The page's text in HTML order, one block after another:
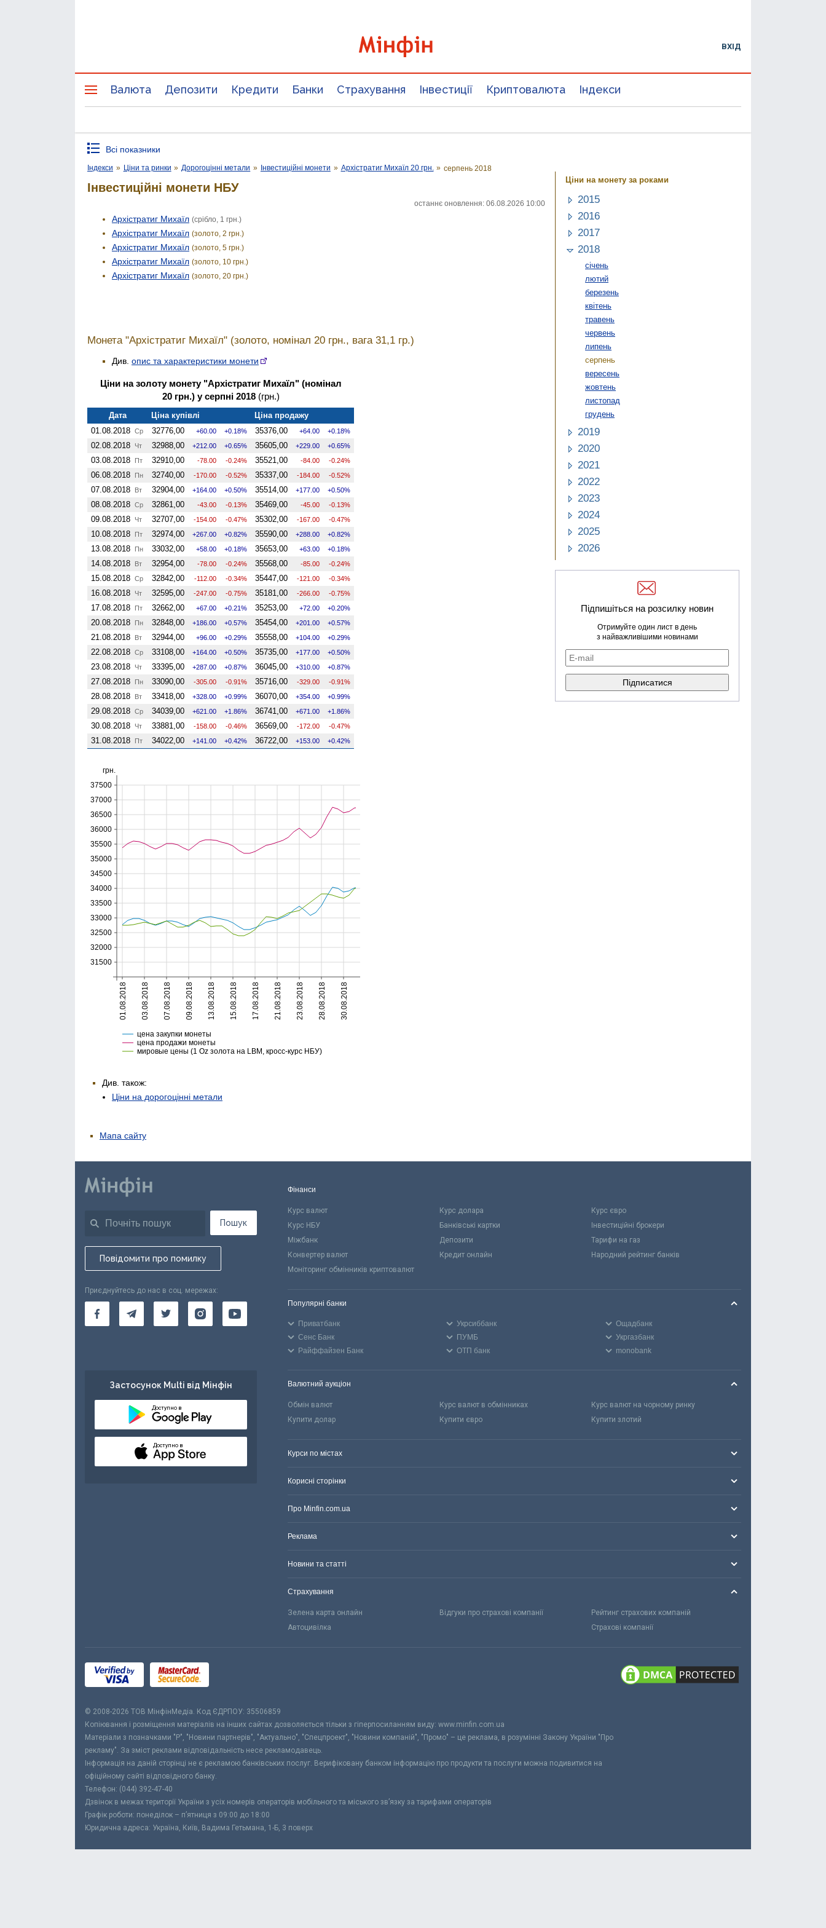
ВХІД
Валюта Депозити Кредити Банки Страхування Інвестиції Криптовалюта Індекси
Всі показники
Індекси » Ціни та ринки » Дорогоцінні метали » Інвестиційні монети » Архістратиг Михаїл 20 грн. » серпень 2018
Інвестиційні монети НБУ
останнє оновлення: 06.08.2026 10:00
Архістратиг Михаїл (срібло, 1 грн.)
Архістратиг Михаїл (золото, 2 грн.)
Архістратиг Михаїл (золото, 5 грн.)
Архістратиг Михаїл (золото, 10 грн.)
Архістратиг Михаїл (золото, 20 грн.)
Монета "Архістратиг Михаїл" (золото, номінал 20 грн., вага 31,1 гр.)
Див. опис та характеристики монети
Ціни на золоту монету "Архістратиг Михаїл" (номінал
20 грн.) у серпні 2018 (грн.)
Дата Ціна купівлі
Ціна продажу
01.08.2018 Ср 32776,00 60.00 0.18% 35376,00 64.00 0.18%
02.08.2018 Чт 32988,00 212.00 0.65% 35605,00 229.00 0.65%
03.08.2018 Пт 32910,00 -78.00 -0.24% 35521,00 -84.00 -0.24%
06.08.2018 Пн 32740,00 -170.00 -0.52% 35337,00 -184.00 -0.52%
07.08.2018 Вт 32904,00 164.00 0.50% 35514,00 177.00 0.50%
08.08.2018 Ср 32861,00 -43.00 -0.13% 35469,00 -45.00 -0.13%
09.08.2018 Чт 32707,00 -154.00 -0.47% 35302,00 -167.00 -0.47%
10.08.2018 Пт 32974,00 267.00 0.82% 35590,00 288.00 0.82%
13.08.2018 Пн 33032,00 58.00 0.18% 35653,00 63.00 0.18%
14.08.2018 Вт 32954,00 -78.00 -0.24% 35568,00 -85.00 -0.24%
15.08.2018 Ср 32842,00 -112.00 -0.34% 35447,00 -121.00 -0.34%
16.08.2018 Чт 32595,00 -247.00 -0.75% 35181,00 -266.00 -0.75%
17.08.2018 Пт 32662,00 67.00 0.21% 35253,00 72.00 0.20%
20.08.2018 Пн 32848,00 186.00 0.57% 35454,00 201.00 0.57%
21.08.2018 Вт 32944,00 96.00 0.29% 35558,00 104.00 0.29%
22.08.2018 Ср 33108,00 164.00 0.50% 35735,00 177.00 0.50%
23.08.2018 Чт 33395,00 287.00 0.87% 36045,00 310.00 0.87%
27.08.2018 Пн 33090,00 -305.00 -0.91% 35716,00 -329.00 -0.91%
28.08.2018 Вт 33418,00 328.00 0.99% 36070,00 354.00 0.99%
29.08.2018 Ср 34039,00 621.00 1.86% 36741,00 671.00 1.86%
30.08.2018 Чт 33881,00 -158.00 -0.46% 36569,00 -172.00 -0.47%
31.08.2018 Пт 34022,00 141.00 0.42% 36722,00 153.00 0.42%
Див. також:
Ціни на дорогоцінні метали
Ціни на монету за роками
2015
2016
2017
2018
січень
лютий
березень
квітень
травень
червень
липень
серпень
вересень
жовтень
листопад
грудень
2019
2020
2021
2022
2023
2024
2025
2026
Підпишіться на розсилку новин
Отримуйте один лист в день
з найважливішими новинами
Мапа сайту
Пошук
Повідомити про помилку
Приєднуйтесь до нас в соц. мережах:
Застосунок Multi від Мінфін
Доступно в
Доступно в
Фінанси
Курс валют Курс долара
Курс євро
Курс НБУ
Банківські картки
Інвестиційні брокери
Міжбанк
Депозити
Тарифи на газ
Конвертер валют
Кредит онлайн
Народний рейтинг банків
Моніторинг обмінників криптовалют
Популярні банки
Приватбанк Укрсиббанк
Ощадбанк
Сенс Банк
ПУМБ
Укргазбанк
Райффайзен Банк
ОТП банк monobank
Валютний аукціон
Обмін валют Курс валют в обмінниках
Курс валют на чорному ринку
Купити долар
Купити євро Купити злотий
Курси по містах
Корисні сторінки
Про Minfin.com.ua
Реклама
Новини та статті
Страхування
Зелена карта онлайн Відгуки про страхові компанії
Рейтинг страхових компаній
Автоцивілка
Страхові компанії
© 2008-2026 ТОВ МiнфiнМедiа. Код ЄДРПОУ: 35506859
Копіювання і розміщення матеріалів на інших сайтах дозволяється тільки з гіперпосиланням виду: www.minfin.com.ua
Матеріали з позначками "Р", "Новини партнерів", "Актуально", "Спецпроект", "Новини компаній", "Промо" – це реклама, в розумінні Закону України "Про
рекламу". За зміст реклами відповідальність несе рекламодавець.
Інформація на даній сторінці не є рекламою банківських послуг. Верифіковану банком інформацію про продукти та послуги можна подивитися на
офіційному сайті відповідного банку.
Телефон: (044) 392-47-40
Дзвінок в межах території України з усіх номерів операторів мобільного та міського зв’язку за тарифами операторів
Графік роботи: понеділок – п’ятниця з 09:00 до 18:00
Юридична адреса: Україна, Київ, Вадима Гетьмана, 1-Б, 3 поверх